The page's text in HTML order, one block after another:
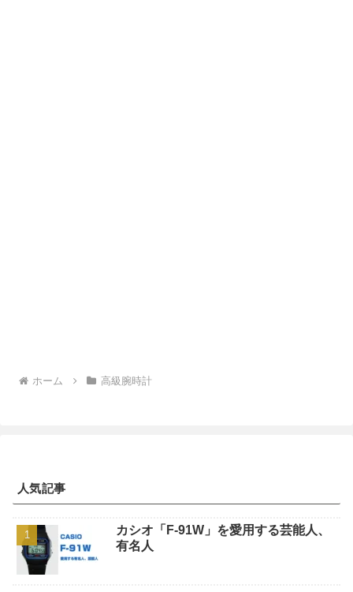
ホーム 高級腕時計
人気記事
カシオ「F-91W」を愛用する芸能人、
有名人